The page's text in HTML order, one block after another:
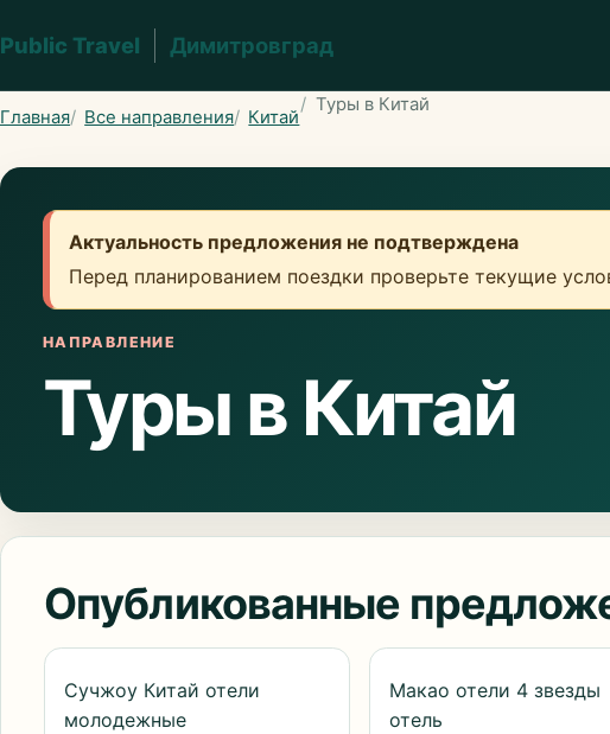
Public Travel Димитровград
Главная Все направления Китай
Туры в Китай
Актуальность предложения не подтверждена
Перед планированием поездки проверьте текущие
НАПРАВЛЕНИЕ
Туры в Китай
Опубликованные
Сучжоу Китай отели
молодежные
Макао отели 4 звезды
отель